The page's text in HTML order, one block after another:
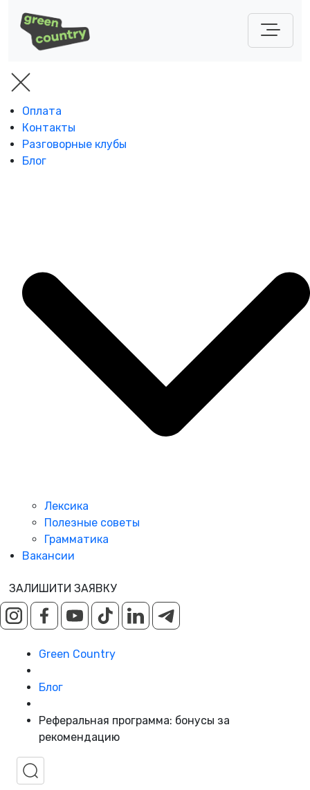
Оплата
Контакты
Разговорные клубы
Блог
Лексика
Полезные советы
Грамматика
Вакансии
ЗАЛИШИТИ ЗАЯВКУ
Green Country
Блог
Реферальная программа: бонусы за
рекомендацию